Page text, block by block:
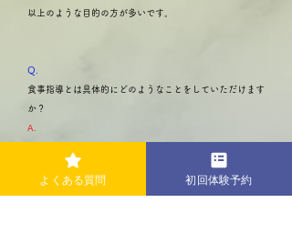
以上のような目的の方が多いです。
Q.
食事指導とは具体的にどのようなことをしていただけます
か？
A.
した上で、身体づくりに役立つ食材や栄養情報、食事の摂
り方をお伝えしたり、食事プランを一緒に作成します。
よくある質問 初回体験予約